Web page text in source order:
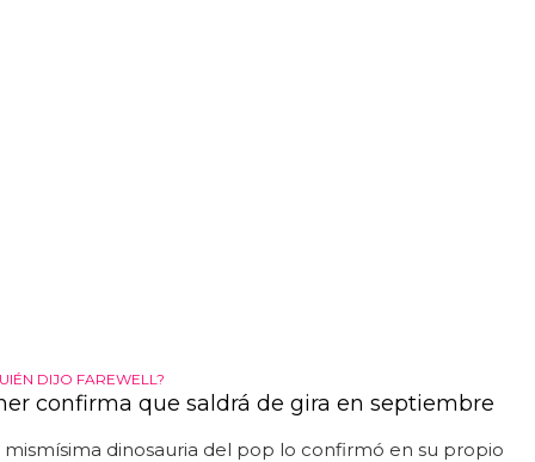
DIJO FAREWELL?
confirma que saldrá de gira en septiembre
mismísima dinosauria del pop lo confirmó en su propio